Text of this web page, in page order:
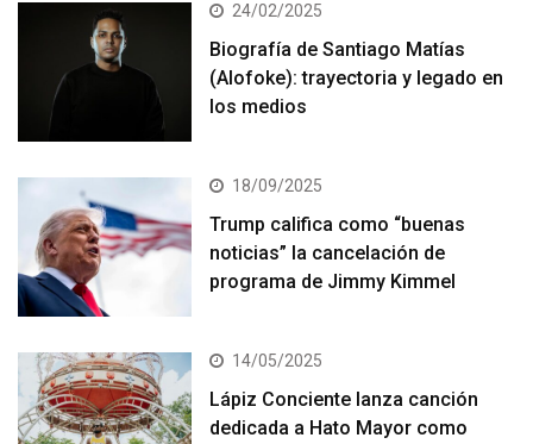
24/02/2025
Biografía de Santiago Matías
(Alofoke): trayectoria y legado en
los medios
18/09/2025
Trump califica como “buenas
noticias” la cancelación de
programa de Jimmy Kimmel
14/05/2025
Lápiz Conciente lanza canción
dedicada a Hato Mayor como